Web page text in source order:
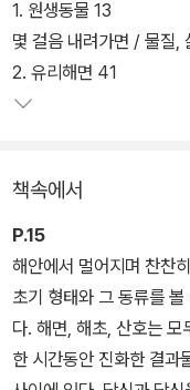
장시킨다.
1. 원생동물 13
몇 걸음 내려가면 / 물질,
2. 유리해면 41
책속에서
P.15
해안에서 멀어지며 찬찬
초기 형태와 그 동류를
다. 해면, 해초, 산호는 모
한 시간동안 진화한 결과